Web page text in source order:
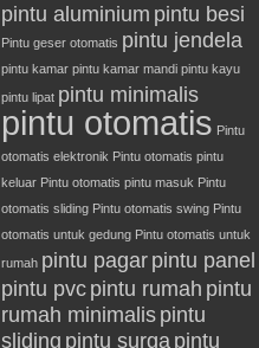
pintu aluminium pintu besi
Pintu geser otomatis pintu jendela
pintu kamar pintu kamar mandi pintu kayu
pintu lipat pintu minimalis
pintu otomatis Pintu
otomatis elektronik Pintu otomatis pintu
keluar Pintu otomatis pintu masuk Pintu
otomatis sliding Pintu otomatis swing Pintu
otomatis untuk gedung Pintu otomatis untuk
rumah pintu pagar pintu panel
pintu pvc pintu rumah pintu
rumah minimalis pintu
sliding pintu surga pintu